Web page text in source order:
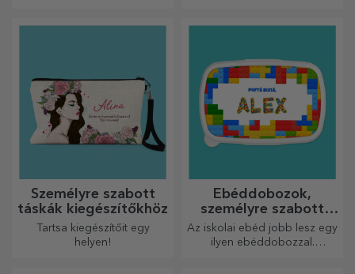
Személyre szabott
táskák kiegészítőkhöz
Tartsa kiegészítőit egy
helyen!
Ebéddobozok,
személyre szabott
casserole-ok
Az iskolai ebéd jobb lesz egy
ilyen ebéddobozzal.